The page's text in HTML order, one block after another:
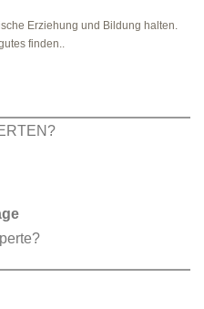
Erziehung und Bildung halten.
finden..